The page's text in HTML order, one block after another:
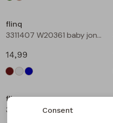
flinq
3311407 W20361 baby jongens sweater Roest
14,99
flinq
Consent